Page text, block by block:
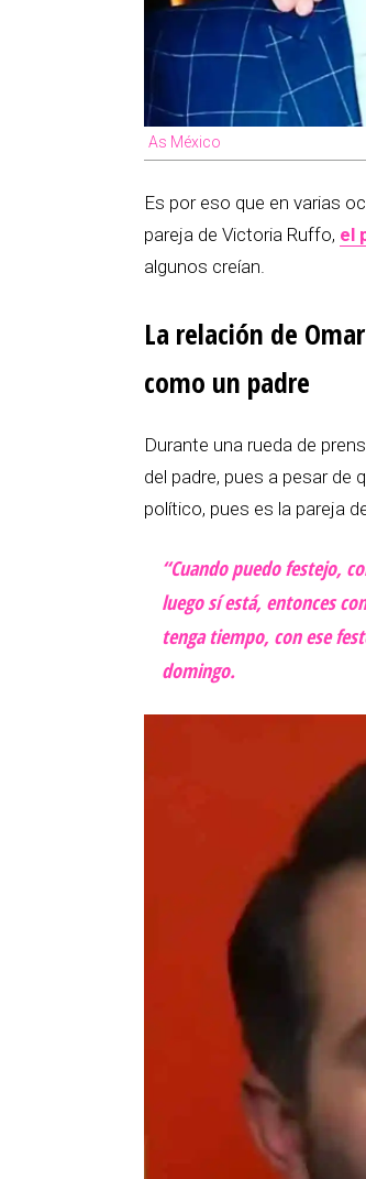
As México
Es por eso que en varias
pareja de Victoria Ruffo, el
algunos creían.
La relación de
como un padre
Durante una rueda de
del padre, pues a pesar de
político, pues es la pareja
“Cuando puedo festejo,
luego sí está, entonces
tenga tiempo, con ese
domingo.